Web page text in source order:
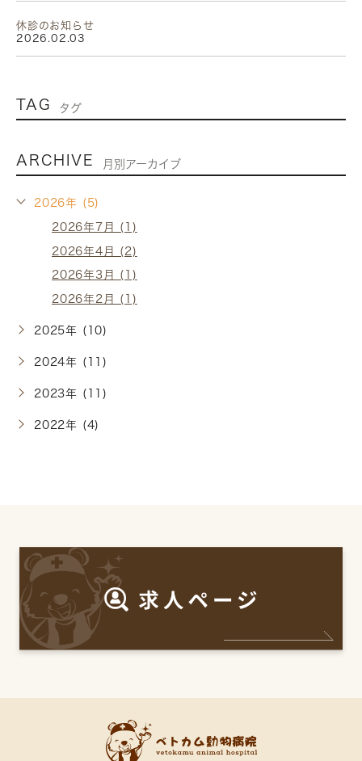
休診のお知らせ
2026.02.03
TAG タグ
ARCHIVE 月別アーカイブ
2026年 (5)
2026年7月 (1)
2026年4月 (2)
2026年3月 (1)
2026年2月 (1)
2025年 (10)
2024年 (11)
2023年 (11)
2022年 (4)